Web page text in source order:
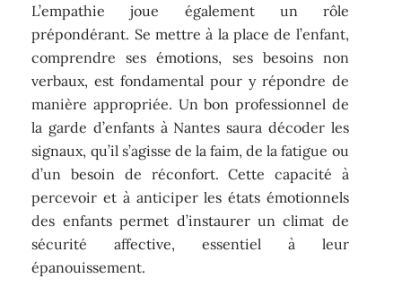
L’empathie joue également un rôle
prépondérant. Se mettre à la place de l’enfant,
comprendre ses émotions, ses besoins non
verbaux, est fondamental pour y répondre de
manière appropriée. Un bon professionnel de
la garde d’enfants à Nantes saura décoder les
signaux, qu’il s’agisse de la faim, de la fatigue ou
d’un besoin de réconfort. Cette capacité à
percevoir et à anticiper les états émotionnels
des enfants permet d’instaurer un climat de
sécurité affective, essentiel à leur
épanouissement.